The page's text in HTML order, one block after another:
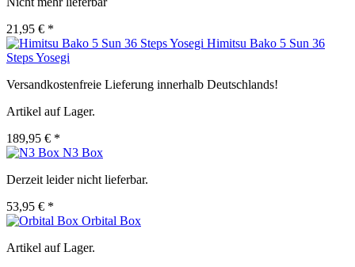
21,95 € *
Himitsu Bako 5 Sun 36
Steps Yosegi
Versandkostenfreie Lieferung innerhalb Deutschlands!
Artikel auf Lager.
189,95 € *
N3 Box
Derzeit leider nicht lieferbar.
53,95 € *
Orbital Box
Artikel auf Lager.